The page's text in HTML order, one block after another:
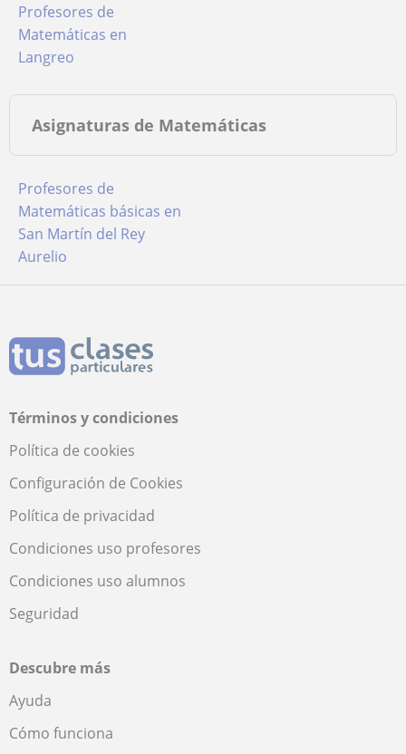
Profesores de
Matemáticas en
Langreo
Asignaturas de Matemáticas
Profesores de
Matemáticas básicas en
San Martín del Rey
Aurelio
Términos y condiciones
Política de cookies
Configuración de Cookies
Política de privacidad
Condiciones uso profesores
Condiciones uso alumnos
Seguridad
Descubre más
Ayuda
Cómo funciona